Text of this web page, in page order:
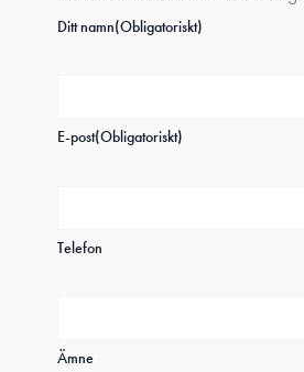
Ditt namn(Obligatoriskt)
E-post(Obligatoriskt)
Telefon
Ämne